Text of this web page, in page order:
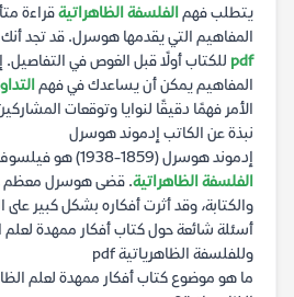
يتطلب فهمالفلسفة الظاهراتيةقراءة
المفاهيم التي يقدمها هوسرل. قد تجد أنك
pdf للكتاب أولًا قبل الغوص في
المفاهيم يمكن أن يساعدك في فهم
الأمر فهمًا دقيقًا لنوايا وتوقعات
نبذة عن الكاتب إدموند هوسرل
إدموند هوسرل (1859-1938) هو فيلسوف ألماني، يعتبر مؤسس
الفلسفة الظاهراتية. قضى هوسرل معظم
والكتابة، وقد أثرت أفكاره بشكل كبير على
أسئلة شائعة حول كتاب أفكار ممهدة لعلم
وللفلسفة الظاهرياتية pdf
ما هو موضوع كتاب أفكار ممهدة لعلم